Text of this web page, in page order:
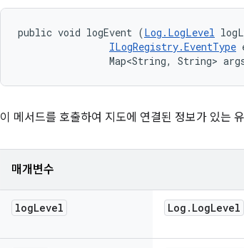
public void logEvent (Log.LogLevel
ILogRegistry.EventType
Map<String, String>
이 메서드를 호출하여 지도에 연결된 정보가 있는
매개변수
logLevel Log . LogLevel